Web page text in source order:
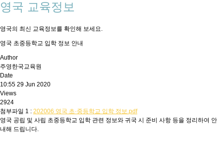
영국 교육정보
영국의 최신 교육정보를 확인해 보세요.
영국 초중등학교 입학 정보 안내
Author
주영한국교육원
Date
10:55 29 Jun 2020
Views
2924
첨부파일 1 : 202006 영국 초·중등학교 입학 정보.pdf
영국 공립 및 사립 초중등학교 입학 관련 정보와 귀국 시 준비 사항 등을 정리하여 안
내해 드립니다.